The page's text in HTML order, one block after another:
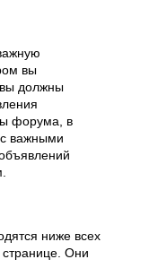
вы
должны
форума, в
важными
ниже всех
странице. Они